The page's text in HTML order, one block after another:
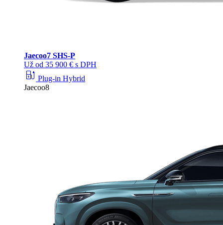
Jaecoo7 SHS-P
Už od 35 900 € s DPH
ev_station Plug-in Hybrid
Jaecoo8